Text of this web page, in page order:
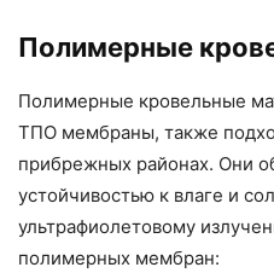
Полимерные
Полимерные кровельные
ТПО мембраны, также
прибрежных районах. Они
устойчивостью к влаге и
ультрафиолетовому
полимерных мембран: